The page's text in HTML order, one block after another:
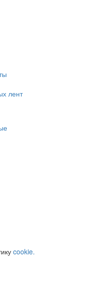
лент
cookie.